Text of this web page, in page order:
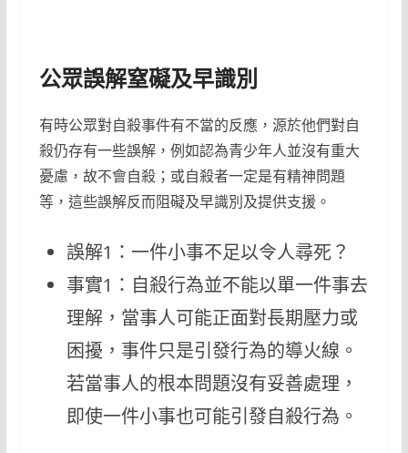
公眾誤解窒礙及早識別
有時公眾對自殺事件有不當的反應，源於他們對自
殺仍存有一些誤解，例如認為青少年人並沒有重大
憂慮，故不會自殺；或自殺者一定是有精神問題
等，這些誤解反而阻礙及早識別及提供支援。
誤解1：一件小事不足以令人尋死？
事實1：自殺行為並不能以單一件事去
理解，當事人可能正面對長期壓力或
困擾，事件只是引發行為的導火線。
若當事人的根本問題沒有妥善處理，
即使一件小事也可能引發自殺行為。